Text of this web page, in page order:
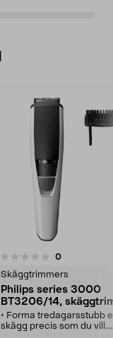
0recensioner
Skäggtrimmers
Philips series 3000
BT3206/14,
• Forma tredagarsstubb
skägg precis som du vill.
0.0 av 5 stjärnor